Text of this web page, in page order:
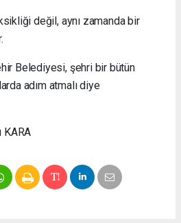
değil, aynı zamanda bir
Belediyesi, şehri bir bütün
adım atmalı diye
KARA